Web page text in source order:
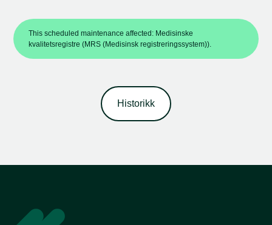
This scheduled maintenance affected: Medisinske
kvalitetsregistre (MRS (Medisinsk registreringssystem)).
Historikk